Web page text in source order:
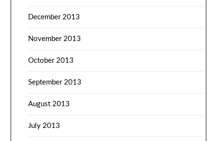
December 2013
November 2013
October 2013
September 2013
August 2013
July 2013